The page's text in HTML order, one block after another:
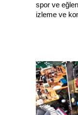
spor ve
izleme ve